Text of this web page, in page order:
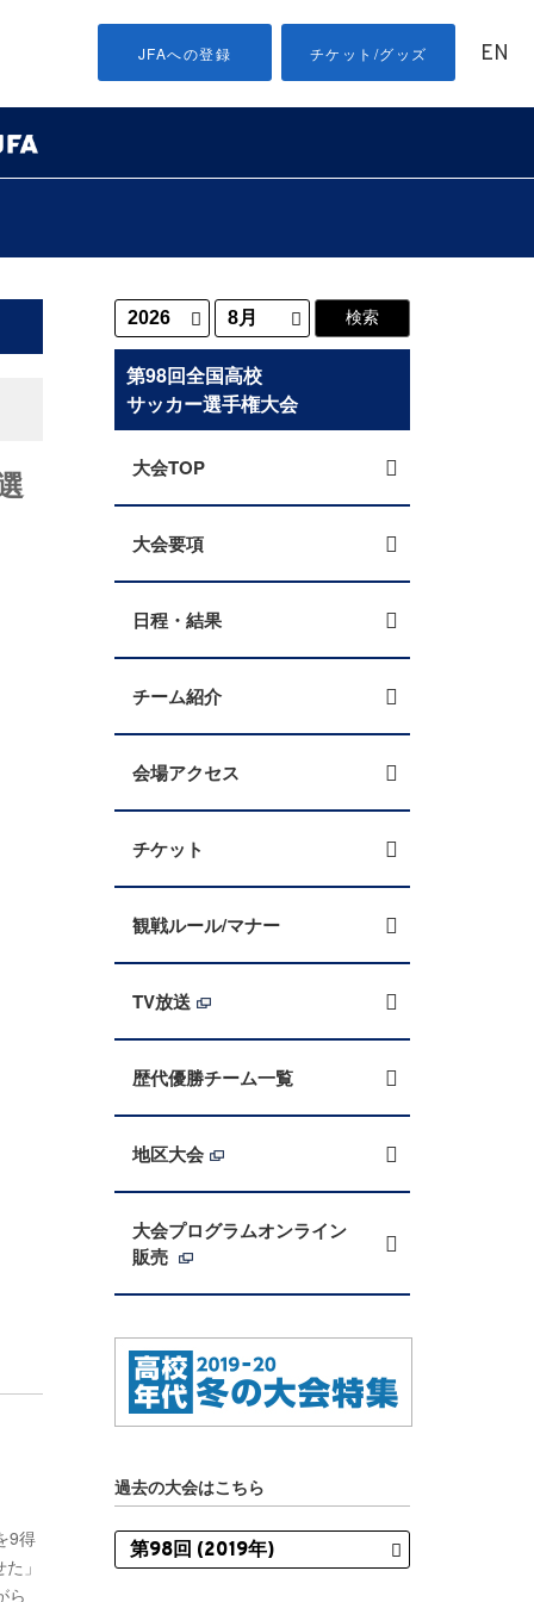
JFAへの登録 チケット/グッズ EN
9得
」
ら
第98回全国高校
サッカー選手権大会
大会TOP
大会要項
日程・結果
チーム紹介
会場アクセス
チケット
観戦ルール/マナー
TV放送
歴代優勝チーム一覧
地区大会
大会プログラムオンライン
販売
過去の大会はこちら